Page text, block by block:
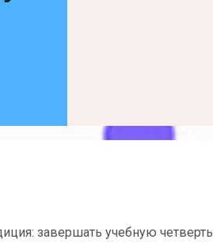
завершать учебную четверть